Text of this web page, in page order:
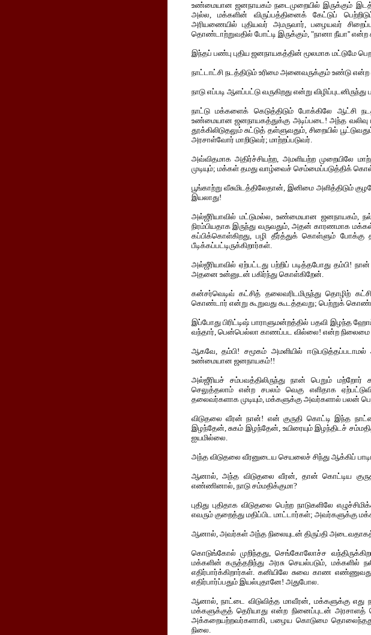
உண்மையான ஜனநாயகம் நடைமுறையில் இருக்கும்
அல்ல, மக்களின் விருப்பத்தினைக் கேட்டுப்
அரியணையில் புதியவர் அமருவார், பழையவர்
தொண்டாற்றுவதில் போட்டி இருக்கும், "நானா நீயா'' என்ற
இந்தப் பண்பு புதிய ஜனநாயகத்தின் மூலமாக மட்டுமே பெற
நாட்டாட்சி நடத்திடும் உரிமை அனைவருக்கும் உண்டு
நாடு எப்படி ஆளப்பட்டு வருகிறது என்று
நாட்டு மக்களைக் கெடுத்திடும் போக்கிலே ஆட்சி
உண்மையான ஜனநாயகத்துக்கு அடிப்படை! அந்த வலிவு
தூக்கிலிடுதலும் சுட்டுத் தள்ளுவதும், சிறையில்
அரசாள்வோர் மாறிடுவர்; மாற்றப்படுவர்.
அவ்விதமாக அதிர்ச்சியற்ற, அமளியற்ற முறையிலே
முடியும்; மக்கள் தமது வாழ்வைச் செம்மைப்படுத்திக்
பூங்காற்று வீசுமிடத்திலேதான், இனிமை அளித்திடும்
இயலாது!
அல்ஜீரியாவில் மட்டுமல்ல, உண்மையான ஜனநாயகம்,
நிரம்பியதாக இருந்து வருவதும், அதன் காரணமாக
கப்பிக்கொள்கிறது, பழி தீர்த்துக் கொள்ளும் போக்கு
பீடிக்கப்பட்டிருக்கிறார்கள்.
அல்ஜீரியாவில் ஏற்பட்டது பற்றிப் படித்தபோது
அதனை உன்னுடன் பகிர்ந்து கொள்கிறேன்.
கன்சர்வெடிவ் கட்சித் தலைவரிடமிருந்து தொழிற்
கொண்டார் என்று கூறுவது கூடத்தவறு; பெற்றுக்
இப்போது பிரிட்டிஷ் பாராளுமன்றத்தில் பதவி இழந்த
வந்தார், பென்பெல்லா காணப்பட வில்லை! என்ற
ஆகவே, தம்பி! சமூகம் அமளியில்
உண்மையான ஜனநாயகம்!!
அல்ஜீரியச் சம்பவத்திலிருந்து நான் பெறும் மற்றோர்
செலுத்தலாம் என்ற சபலம் வெகு எளிதாக
தலைவர்களாக முடியும், மக்களுக்கு அவர்களால் பலன் பெற
விடுதலை வீரன் நான்! என் குருதி கொட்டி இந்த
இழந்தேன், சுகம் இழந்தேன், உயிரையும் இழந்திடச்
ஐயமில்லை.
அந்த விடுதலை வீரனுடைய செயலைச் சிந்து ஆக்கிப்
ஆனால், அந்த விடுதலை வீரன், தான் கொட்டிய குருதி
எண்ணினால், நாடு சம்மதிக்குமா?
புதிது புதிதாக விடுதலை பெற்ற நாடுகளிலே
எவரும் குறைத்து மதிப்பிட மாட்டார்கள்;
ஆனால், அவர்கள் அந்த நிலையுடன் திருப்தி
கொடுங்கோல் முறிந்தது, செங்கோலோச்ச
மக்களின் கருத்தறிந்து அரசு செயல்படும்,
எதிர்பார்க்கிறார்கள். கனியிலே சுவை காண
எதிர்பார்ப்பதும் இயல்புதானே! அதுபோல.
ஆனால், நாட்டை விடுவித்த மாவீரன், மக்களுக்கு எது
மக்களுக்குத் தெரியாது என்ற நினைப்புடன்
அக்கறையற்றவர்களாகி, பழைய கொடுமை தொலைந்தது,
நிலை.